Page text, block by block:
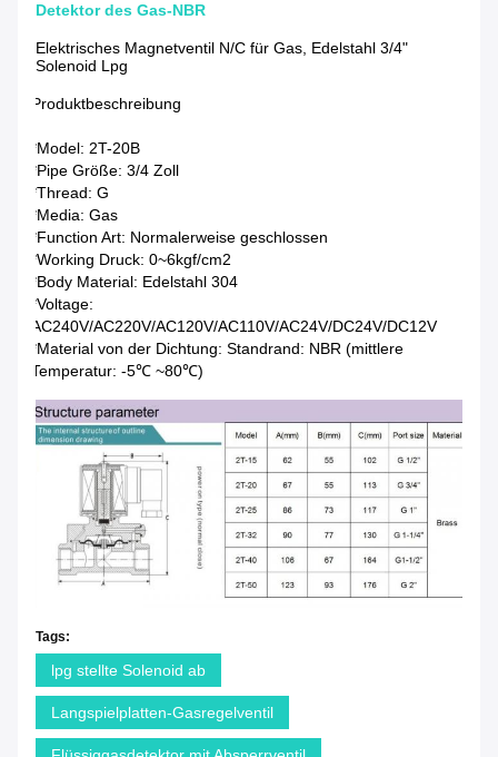
Detektor des Gas-NBR
Elektrisches Magnetventil N/C für Gas, Edelstahl 3/4"
Solenoid Lpg
Produktbeschreibung
*Model: 2T-20B
*Pipe Größe: 3/4 Zoll
*Thread: G
*Media: Gas
*Function Art: Normalerweise geschlossen
*Working Druck: 0~6kgf/cm2
*Body Material: Edelstahl 304
*Voltage:
AC240V/AC220V/AC120V/AC110V/AC24V/DC24V/DC12V
*Material von der Dichtung: Standrand: NBR (mittlere
Temperatur: -5℃ ~80℃)
Tags:
lpg stellte Solenoid ab
Langspielplatten-Gasregelventil